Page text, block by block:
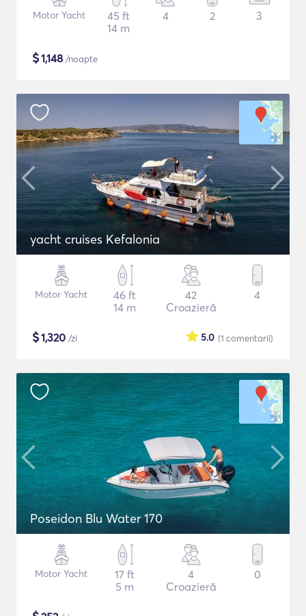
Motor Yacht
45 ft
14 m
4 2 3
$1,148 /noapte
yacht cruises Kefalonia
Motor Yacht
46 ft
14 m
42
Croazieră
4
$1,320 /zi (1 comentarii)
5.0
Poseidon Blu Water 170
Motor Yacht
17 ft
5 m
4
Croazieră
0